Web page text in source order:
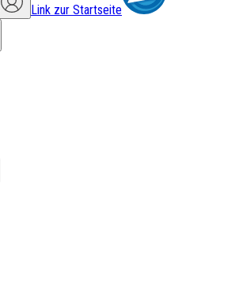
Link zur Startseite